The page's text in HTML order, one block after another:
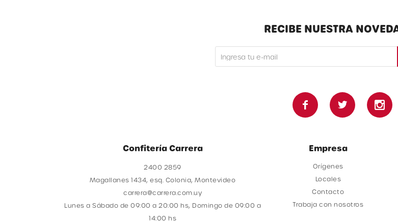
Confitería Carrera
2400 2859
Magallanes 1434, esq. Colonia, Montevideo
carrera@carrera.com.uy
Lunes a Sábado de 09:00 a 20:00 hs, Domingo de 09:00 a
14:00 hs
Empresa
Orígenes
Locales
Contacto
Trabaja con nosotros
RECIBE NUESTRA
  